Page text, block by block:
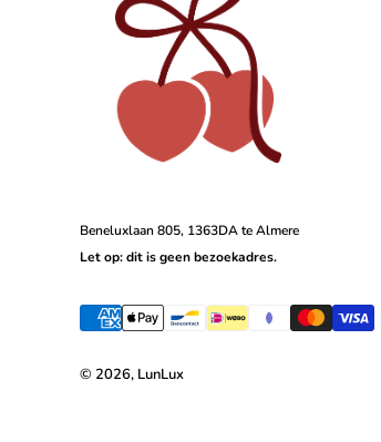
Beneluxlaan 805, 1363DA te Almere
Let op: dit is geen bezoekadres.
© 2026, LunLux